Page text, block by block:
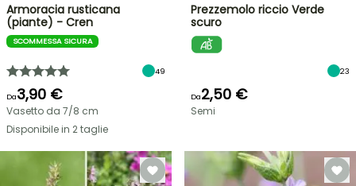
Armoracia rusticana
(piante) - Cren
SCOMMESSA SICURA
49
Da3,90 €
Vasetto da 7/8 cm
Disponibile in 2 taglie
Prezzemolo riccio Verde
scuro
23
Da2,50 €
Semi